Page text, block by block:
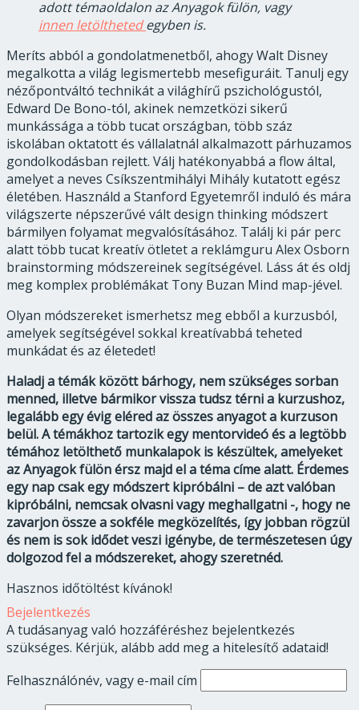
adott témaoldalon az Anyagok fülön, vagy
innen letölthetedegyben is.
Meríts abból a gondolatmenetből, ahogy Walt Disney
megalkotta a világ legismertebb mesefiguráit. Tanulj egy
nézőpontváltó technikát a világhírű pszichológustól,
Edward De Bono-tól, akinek nemzetközi sikerű
munkássága a több tucat országban, több száz
iskolában oktatott és vállalatnál alkalmazott párhuzamos
gondolkodásban rejlett. Válj hatékonyabbá a flow által,
amelyet a neves Csíkszentmihályi Mihály kutatott egész
életében. Használd a Stanford Egyetemről induló és mára
világszerte népszerűvé vált design thinking módszert
bármilyen folyamat megvalósításához. Találj ki pár perc
alatt több tucat kreatív ötletet a reklámguru Alex Osborn
brainstorming módszereinek segítségével. Láss át és oldj
meg komplex problémákat Tony Buzan Mind map-jével.
Olyan módszereket ismerhetsz meg ebből a kurzusból,
amelyek segítségével sokkal kreatívabbá teheted
munkádat és az életedet!
Haladj a témák között bárhogy, nem szükséges sorban
menned, illetve bármikor vissza tudsz térni a kurzushoz,
legalább egy évig eléred az összes anyagot a kurzuson
belül. A témákhoz tartozik egy mentorvideó és a legtöbb
témához letölthető munkalapok is készültek, amelyeket
az Anyagok fülön érsz majd el a téma címe alatt. Érdemes
egy nap csak egy módszert kipróbálni – de azt valóban
kipróbálni, nemcsak olvasni vagy meghallgatni -, hogy ne
zavarjon össze a sokféle megközelítés, így jobban rögzül
és nem is sok idődet veszi igénybe, de természetesen úgy
dolgozod fel a módszereket, ahogy szeretnéd.
Hasznos időtöltést kívánok!
Bejelentkezés
A tudásanyag való hozzáféréshez bejelentkezés
szükséges. Kérjük, alább add meg a hitelesítő adataid!
Felhasználónév, vagy e-mail cím